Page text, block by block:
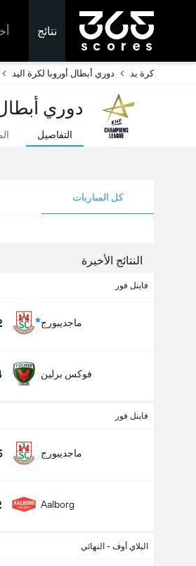
نتائج
كرة يد دوري أبطال أوروبا لكرة اليد
دوري
التفاصيل
كل المباريات
النتائج الأخيرة
فاينل فور
ماجديبورج
فوكس برلين
فاينل فور
ماجديبورج
Aalborg
البلاي أوف - النهائي